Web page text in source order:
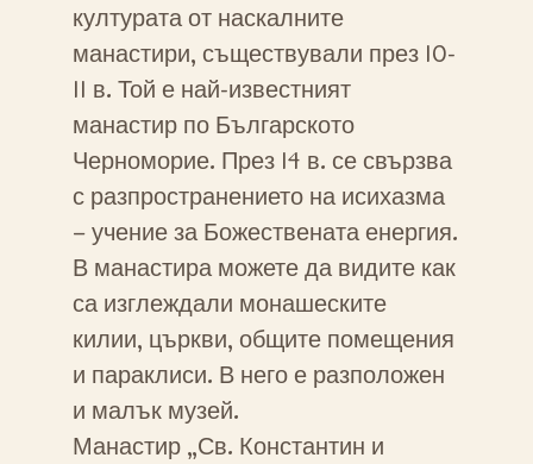
културата от наскалните
манастири, съществували през 10-
11 в. Той е най-известният
манастир по Българското
Черноморие. През 14 в. се свързва
с разпространението на исихазма
– учение за Божествената енергия.
В манастира можете да видите как
са изглеждали монашеските
килии, църкви, общите помещения
и параклиси. В него е разположен
и малък музей.
Манастир „Св. Константин и